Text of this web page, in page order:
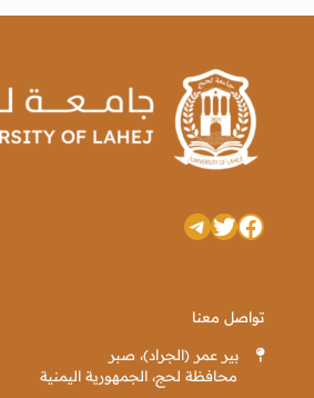
فيسبوك
تويترتيليجرام
تواصل معنا
بير عمر (الجراد)، صبر
محافظة لحج، الجمهورية اليمنية